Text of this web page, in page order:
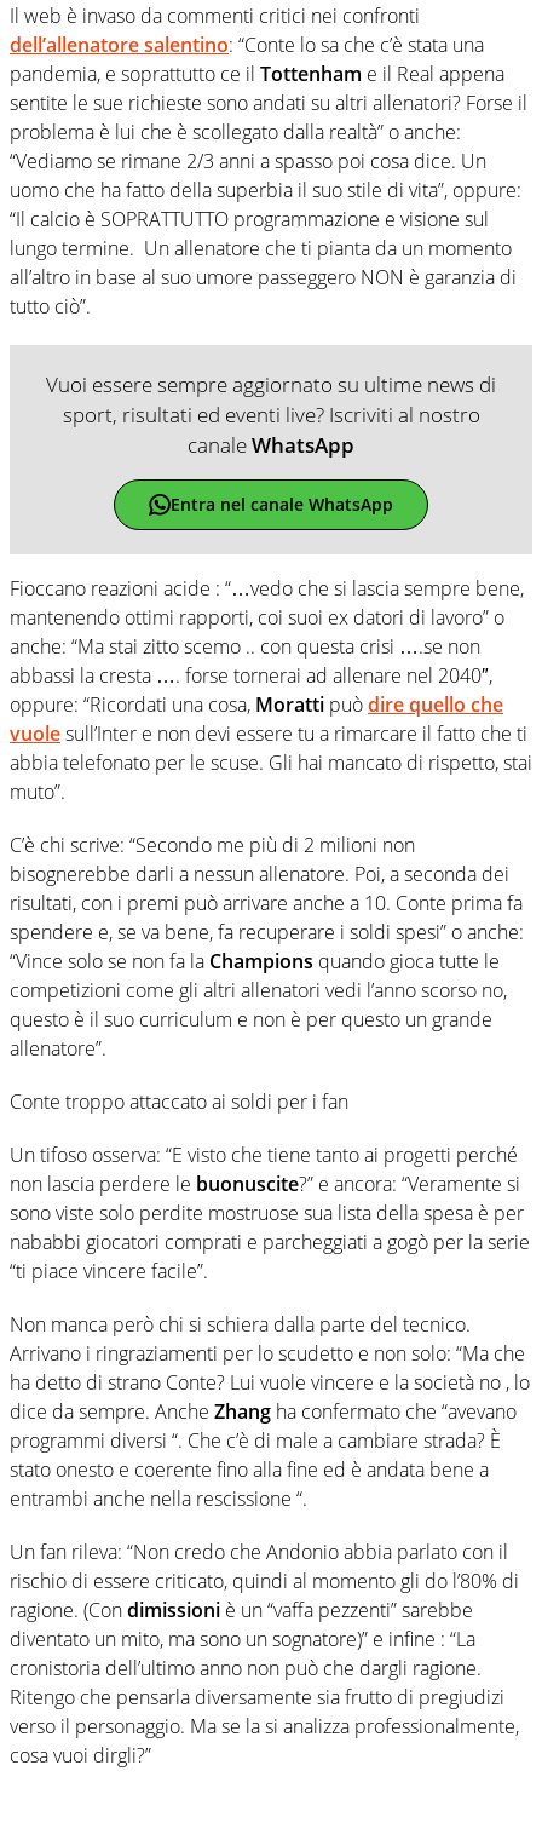
Il web è invaso da commenti critici nei confronti
dell’allenatore salentino: “Conte lo sa che c’è stata una
pandemia, e soprattutto ce il Tottenham e il Real appena
sentite le sue richieste sono andati su altri allenatori? Forse il
problema è lui che è scollegato dalla realtà” o anche:
“Vediamo se rimane 2/3 anni a spasso poi cosa dice. Un
uomo che ha fatto della superbia il suo stile di vita”, oppure:
“Il calcio è SOPRATTUTTO programmazione e visione sul
lungo termine. Un allenatore che ti pianta da un momento
all’altro in base al suo umore passeggero NON è garanzia di
tutto ciò”.
Vuoi essere sempre aggiornato su ultime news di
sport, risultati ed eventi live? Iscriviti al nostro
canaleWhatsApp
Entra nel canale WhatsApp
Fioccano reazioni acide : “…vedo che si lascia sempre bene,
mantenendo ottimi rapporti, coi suoi ex datori di lavoro” o
anche: “Ma stai zitto scemo .. con questa crisi ….se non
abbassi la cresta …. forse tornerai ad allenare nel 2040″,
oppure: “Ricordati una cosa, Moratti puòdire quello che
vuolesull’Inter e non devi essere tu a rimarcare il fatto che ti
abbia telefonato per le scuse. Gli hai mancato di rispetto, stai
muto”.
C’è chi scrive: “Secondo me più di 2 milioni non
bisognerebbe darli a nessun allenatore. Poi, a seconda dei
risultati, con i premi può arrivare anche a 10. Conte prima fa
spendere e, se va bene, fa recuperare i soldi spesi” o anche:
“Vince solo se non fa la Champions quando gioca tutte le
competizioni come gli altri allenatori vedi l’anno scorso no,
questo è il suo curriculum e non è per questo un grande
allenatore”.
Conte troppo attaccato ai soldi per i fan
Un tifoso osserva: “E visto che tiene tanto ai progetti perché
non lascia perdere le buonuscite?” e ancora: “Veramente si
sono viste solo perdite mostruose sua lista della spesa è per
nababbi giocatori comprati e parcheggiati a gogò per la serie
“ti piace vincere facile”.
Non manca però chi si schiera dalla parte del tecnico.
Arrivano i ringraziamenti per lo scudetto e non solo: “Ma che
ha detto di strano Conte? Lui vuole vincere e la società no , lo
dice da sempre. Anche Zhang ha confermato che “avevano
programmi diversi “. Che c’è di male a cambiare strada? È
stato onesto e coerente fino alla fine ed è andata bene a
entrambi anche nella rescissione “.
Un fan rileva: “Non credo che Andonio abbia parlato con il
rischio di essere criticato, quindi al momento gli do l’80% di
ragione. (Condimissioni è un “vaffa pezzenti” sarebbe
diventato un mito, ma sono un sognatore)” e infine : “La
cronistoria dell’ultimo anno non può che dargli ragione.
Ritengo che pensarla diversamente sia frutto di pregiudizi
verso il personaggio. Ma se la si analizza professionalmente,
cosa vuoi dirgli?”